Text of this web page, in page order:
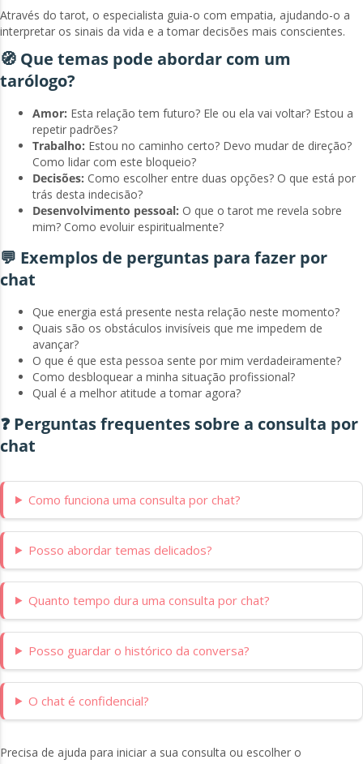
Através do tarot, o especialista guia-o com empatia, ajudando-o a
interpretar os sinais da vida e a tomar decisões mais conscientes.
🧭 Que temas pode abordar com um
tarólogo?
Amor: Esta relação tem futuro? Ele ou ela vai voltar? Estou a
repetir padrões?
Trabalho: Estou no caminho certo? Devo mudar de direção?
Como lidar com este bloqueio?
Decisões: Como escolher entre duas opções? O que está por
trás desta indecisão?
Desenvolvimento pessoal: O que o tarot me revela sobre
mim? Como evoluir espiritualmente?
💬 Exemplos de perguntas para fazer por
chat
Que energia está presente nesta relação neste momento?
Quais são os obstáculos invisíveis que me impedem de
avançar?
O que é que esta pessoa sente por mim verdadeiramente?
Como desbloquear a minha situação profissional?
Qual é a melhor atitude a tomar agora?
❓ Perguntas frequentes sobre a consulta por
chat
Como funciona uma consulta por chat?
Posso abordar temas delicados?
Quanto tempo dura uma consulta por chat?
Posso guardar o histórico da conversa?
O chat é confidencial?
Precisa de ajuda para iniciar a sua consulta ou escolher o